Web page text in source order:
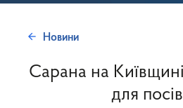
Новини
Сарана на
для